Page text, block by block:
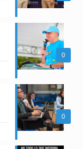
0
0